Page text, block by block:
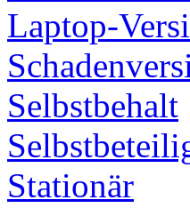
Laptop-
Selbstbehalt
Stationär